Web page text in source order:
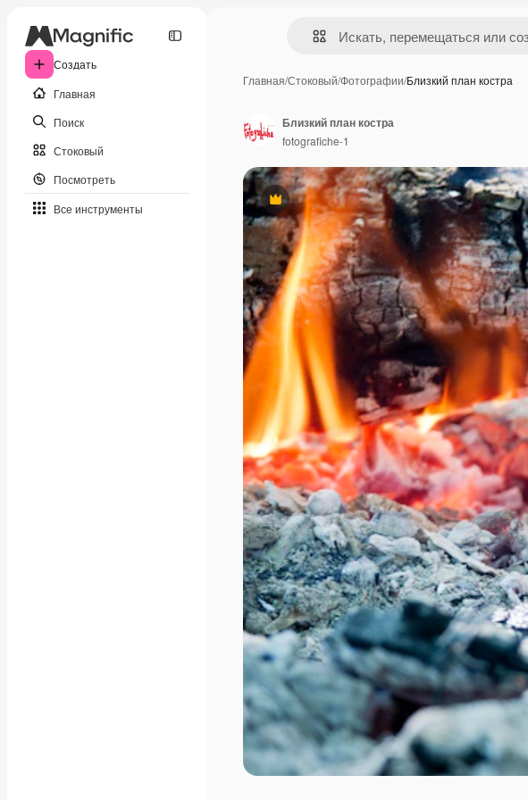
Создать
Главная
Поиск
Стоковый
Посмотреть
Все инструменты
Главная/Стоковый/Фотографии/Близкий план костра
Премиум
Близкий план костра
fotografiche-1